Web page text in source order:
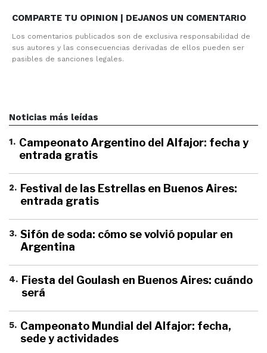
COMPARTE TU OPINION | DEJANOS UN COMENTARIO
Los comentarios publicados son de exclusiva responsabilidad de
sus autores y las consecuencias derivadas de ellos pueden ser
pasibles de sanciones legales.
Noticias más leídas
1. Campeonato Argentino del Alfajor: fecha y
entrada gratis
2. Festival de las Estrellas en Buenos Aires:
entrada gratis
3. Sifón de soda: cómo se volvió popular en
Argentina
4. Fiesta del Goulash en Buenos Aires: cuándo
será
5. Campeonato Mundial del Alfajor: fecha,
sede y actividades